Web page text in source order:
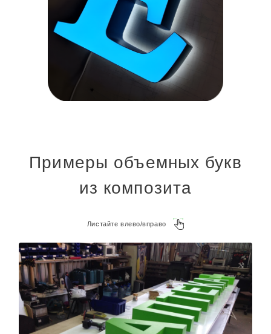
Примеры объемных букв
из композита
Листайте влево/вправо